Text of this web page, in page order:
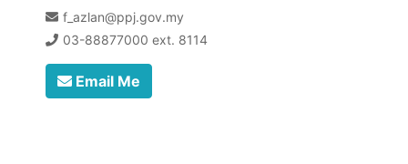
f_azlan@ppj.gov.my
03-88877000 ext. 8114
Email Me